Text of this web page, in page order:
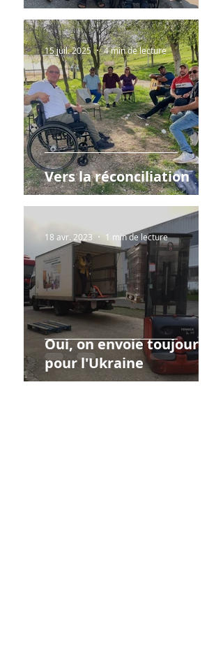
Vers la réconciliation
15 juil. 2025 4 min de lecture
Oui, on envoie toujours
pour l'Ukraine
18 avr. 2023 1 min de lecture